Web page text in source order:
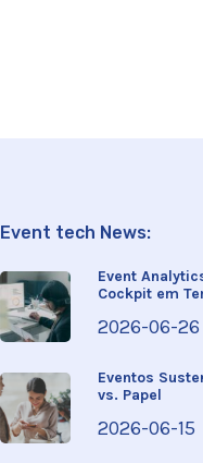
Event tech News:
Event
Cockpit em
2026-06-26
Eventos
vs. Papel
2026-06-15